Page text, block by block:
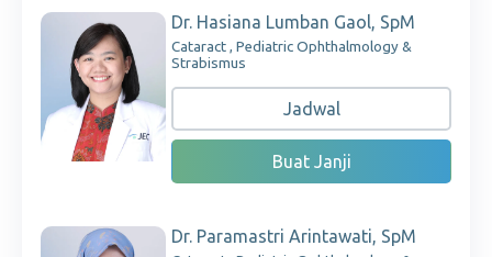
Dr. Hasiana Lumban Gaol, SpM
Cataract , Pediatric Ophthalmology &
Strabismus
Jadwal
Buat Janji
Dr. Paramastri Arintawati, SpM